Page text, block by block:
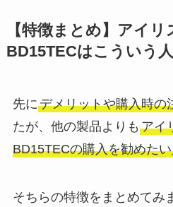
【特徴まとめ】アイ
BD15TECはこういう
先にデメリットや購入時の
たが、他の製品よりも アイ
BD15TECの購入を勧めた
そちらの特徴をまとめてみ